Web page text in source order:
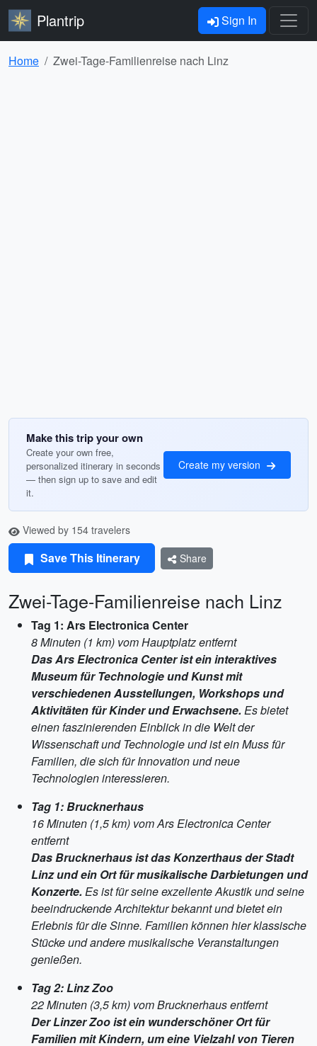
Plantrip Sign In
Home Zwei-Tage-Familienreise nach Linz
Make this trip your own
Create your own free,
personalized itinerary in seconds
— then sign up to save and edit
it.
Create my version
Viewed by 154 travelers
Save This Itinerary Share
Zwei-Tage-Familienreise nach Linz
Tag 1: Ars Electronica Center
8 Minuten (1 km) vom Hauptplatz entfernt
Das Ars Electronica Center ist ein interaktives
Museum für Technologie und Kunst mit
verschiedenen Ausstellungen, Workshops und
Aktivitäten für Kinder und Erwachsene. Es bietet
einen faszinierenden Einblick in die Welt der
Wissenschaft und Technologie und ist ein Muss für
Familien, die sich für Innovation und neue
Technologien interessieren.
Tag 1: Brucknerhaus
16 Minuten (1,5 km) vom Ars Electronica Center
entfernt
Das Brucknerhaus ist das Konzerthaus der Stadt
Linz und ein Ort für musikalische Darbietungen und
Konzerte. Es ist für seine exzellente Akustik und seine
beeindruckende Architektur bekannt und bietet ein
Erlebnis für die Sinne. Familien können hier klassische
Stücke und andere musikalische Veranstaltungen
genießen.
Tag 2: Linz Zoo
22 Minuten (3,5 km) vom Brucknerhaus entfernt
Der Linzer Zoo ist ein wunderschöner Ort für
Familien mit Kindern, um eine Vielzahl von Tieren